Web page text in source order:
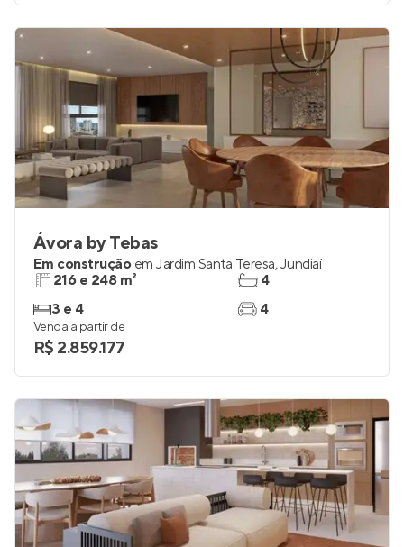
Ávora by Tebas
Em construção em Jardim Santa Teresa,Jundiaí
216 e 248 m²
3 e 4
4
4
Venda a partir de
R$ 2.859.177